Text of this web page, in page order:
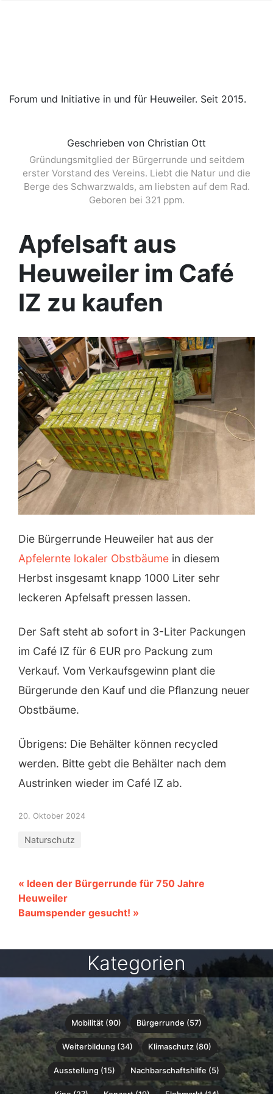
Forum und Initiative in und für Heuweiler. Seit 2015.
Geschrieben von Christian Ott
Gründungsmitglied der Bürgerrunde und seitdem
erster Vorstand des Vereins. Liebt die Natur und die
Berge des Schwarzwalds, am liebsten auf dem Rad.
Geboren bei 321 ppm.
Apfelsaft aus
Heuweiler im Café
IZ zu kaufen
Die Bürgerrunde Heuweiler hat aus der
Apfelernte lokaler Obstbäume in diesem
Herbst insgesamt knapp 1000 Liter sehr
leckeren Apfelsaft pressen lassen.
Der Saft steht ab sofort in 3-Liter Packungen
im Café IZ für 6 EUR pro Packung zum
Verkauf. Vom Verkaufsgewinn plant die
Bürgerunde den Kauf und die Pflanzung neuer
Obstbäume.
Übrigens: Die Behälter können recycled
werden. Bitte gebt die Behälter nach dem
Austrinken wieder im Café IZ ab.
20. Oktober 2024
Naturschutz
« Ideen der Bürgerrunde für 750 Jahre
Heuweiler
Baumspender gesucht! »
Kategorien
Mobilität (90) Bürgerrunde (57)
Weiterbildung (34) Klimaschutz (80)
Ausstellung (15) Nachbarschaftshilfe (5)